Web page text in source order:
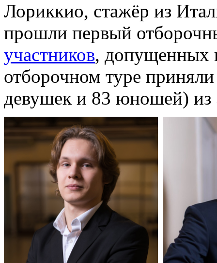
Лориккио, стажёр из
прошли первый
участников, допущенных
отборочном туре
девушек и 83 юношей) из